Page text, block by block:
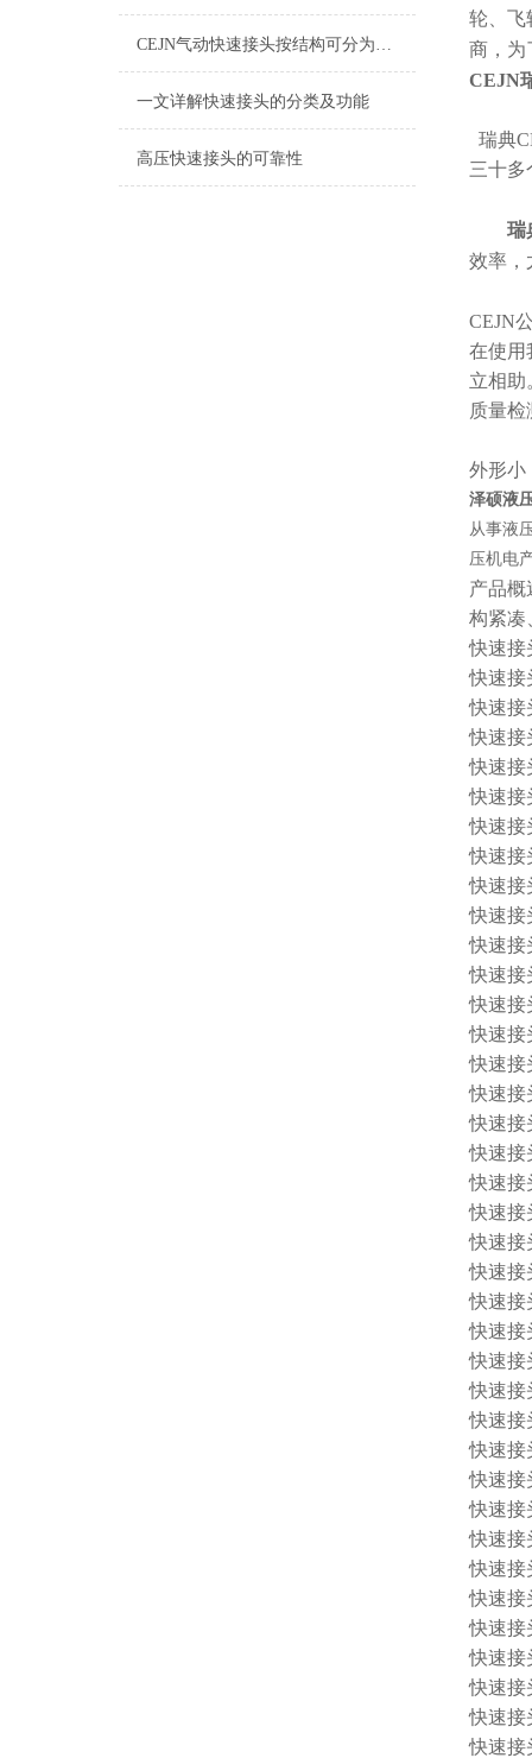
CEJN气动快速接头按结构可分为哪几种类型呢？
一文详解快速接头的分类及功能
高压快速接头的可靠性
轮、飞
商，为
CEJN
瑞典
三十
瑞
效率，
CEJN
在使用
立相助
质量
外形小
泽硕液
从事液
压机电
产品概
构紧凑
快速接
快速接
快速接
快速接
快速接
快速接
快速接
快速接
快速接
快速接
快速接
快速接
快速接
快速接
快速接
快速接
快速接
快速接
快速接
快速接
快速接
快速接
快速接
快速接
快速接
快速接
快速接
快速接
快速接
快速接
快速接
快速接
快速接
快速接
快速接
快速接
快速接
快速接